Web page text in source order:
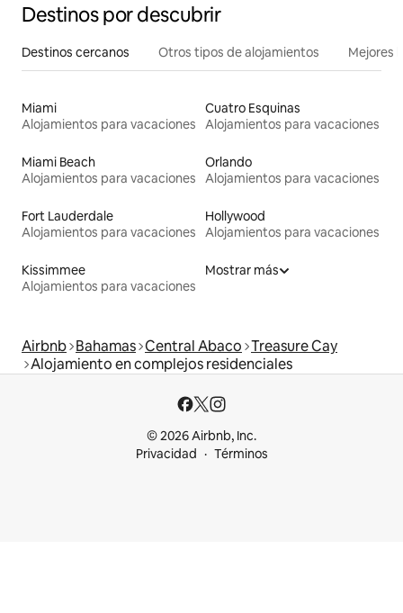
Destinos por descubrir
Destinos cercanos Otros tipos de alojamientos Mejores
Miami
Alojamientos para vacaciones
Cuatro Esquinas
Alojamientos para vacaciones
Miami Beach
Alojamientos para vacaciones
Orlando
Alojamientos para vacaciones
Fort Lauderdale
Alojamientos para vacaciones
Hollywood
Alojamientos para vacaciones
Kissimmee
Alojamientos para vacaciones
Mostrar más
Airbnb Bahamas Central Abaco Treasure Cay
Alojamiento en complejos residenciales
© 2026 Airbnb, Inc.
Privacidad
Términos